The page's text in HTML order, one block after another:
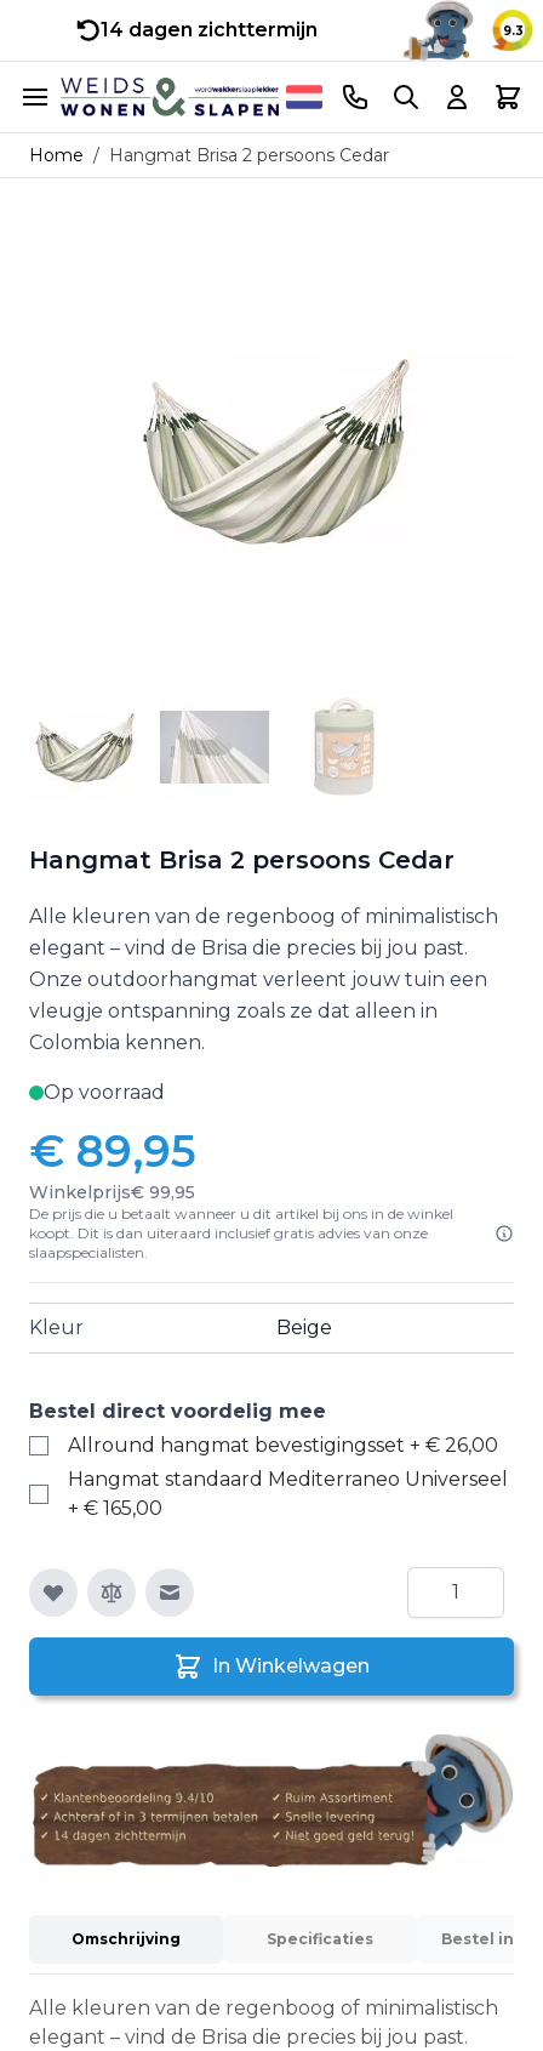
14 dagen zichttermijn 9.3
Ga naar de inhoud
Telefoonnummer
Search Cart
Home / Hangmat Brisa 2 persoons Cedar
Hangmat Brisa 2 persoons Cedar
Alle kleuren van de regenboog of minimalistisch
elegant – vind de Brisa die precies bij jou past.
Onze outdoorhangmat verleent jouw tuin een
vleugje ontspanning zoals ze dat alleen in
Colombia kennen.
Op voorraad
€ 89,95
Winkelprijs€ 99,95
De prijs die u betaalt wanneer u dit artikel bij ons in de winkel
koopt. Dit is dan uiteraard inclusief gratis advies van onze
slaapspecialisten.
Kleur Beige
Bestel direct voordelig mee
Allround hangmat bevestigingsset + € 26,00
Hangmat standaard Mediterraneo Universeel
+ € 165,00
E-mail naar een vriend
Aantal
In Winkelwagen
Omschrijving Specificaties Bestel
Alle kleuren van de regenboog of minimalistisch
elegant – vind de Brisa die precies bij jou past.